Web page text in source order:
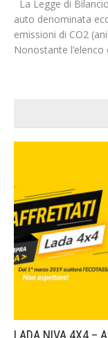
La Legge di
auto denominata
emissioni di CO2
Nonostante
LADA NIVA 4X4 –